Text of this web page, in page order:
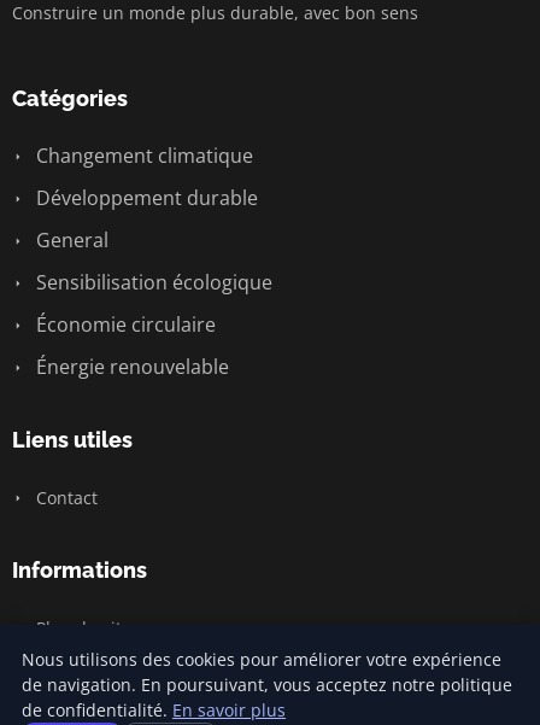
Construire un monde plus durable, avec bon sens
Catégories
Changement climatique
Développement durable
General
Sensibilisation écologique
Économie circulaire
Énergie renouvelable
Liens utiles
Contact
Informations
Plan du site
Nous utilisons des cookies pour améliorer votre expérience
de navigation. En poursuivant, vous acceptez notre politique
de confidentialité. En savoir plus